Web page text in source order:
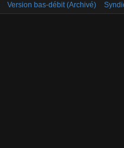
Version bas-débit (Archivé)